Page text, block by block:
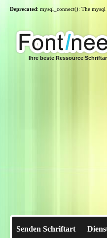
Deprecated: mysql_connect(): The
Ihre beste Ressource
Senden Schriftart